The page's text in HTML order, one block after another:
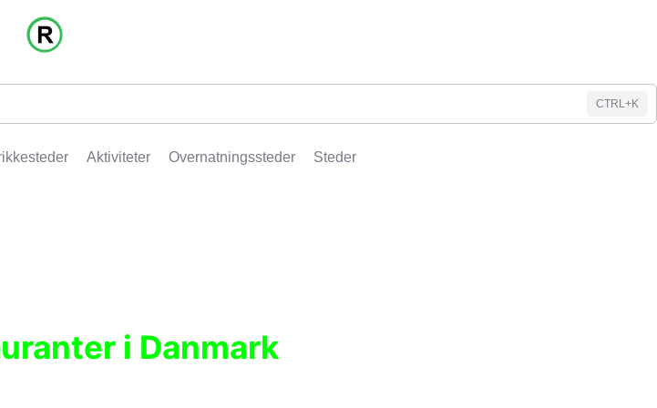
CTRL+K
Aktiviteter Overnatningssteder Steder
i Danmark